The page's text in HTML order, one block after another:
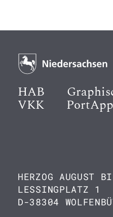
HAB
VKK PortApp
HERZOG AUGUST
LESSINGPLATZ 1
D-38304